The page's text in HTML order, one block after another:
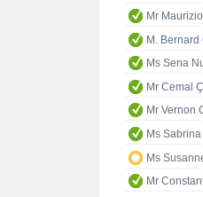
Mr
M. Bernard
Ms Sena
Mr Cemal
Mr Vernon
Ms
Ms
Mr